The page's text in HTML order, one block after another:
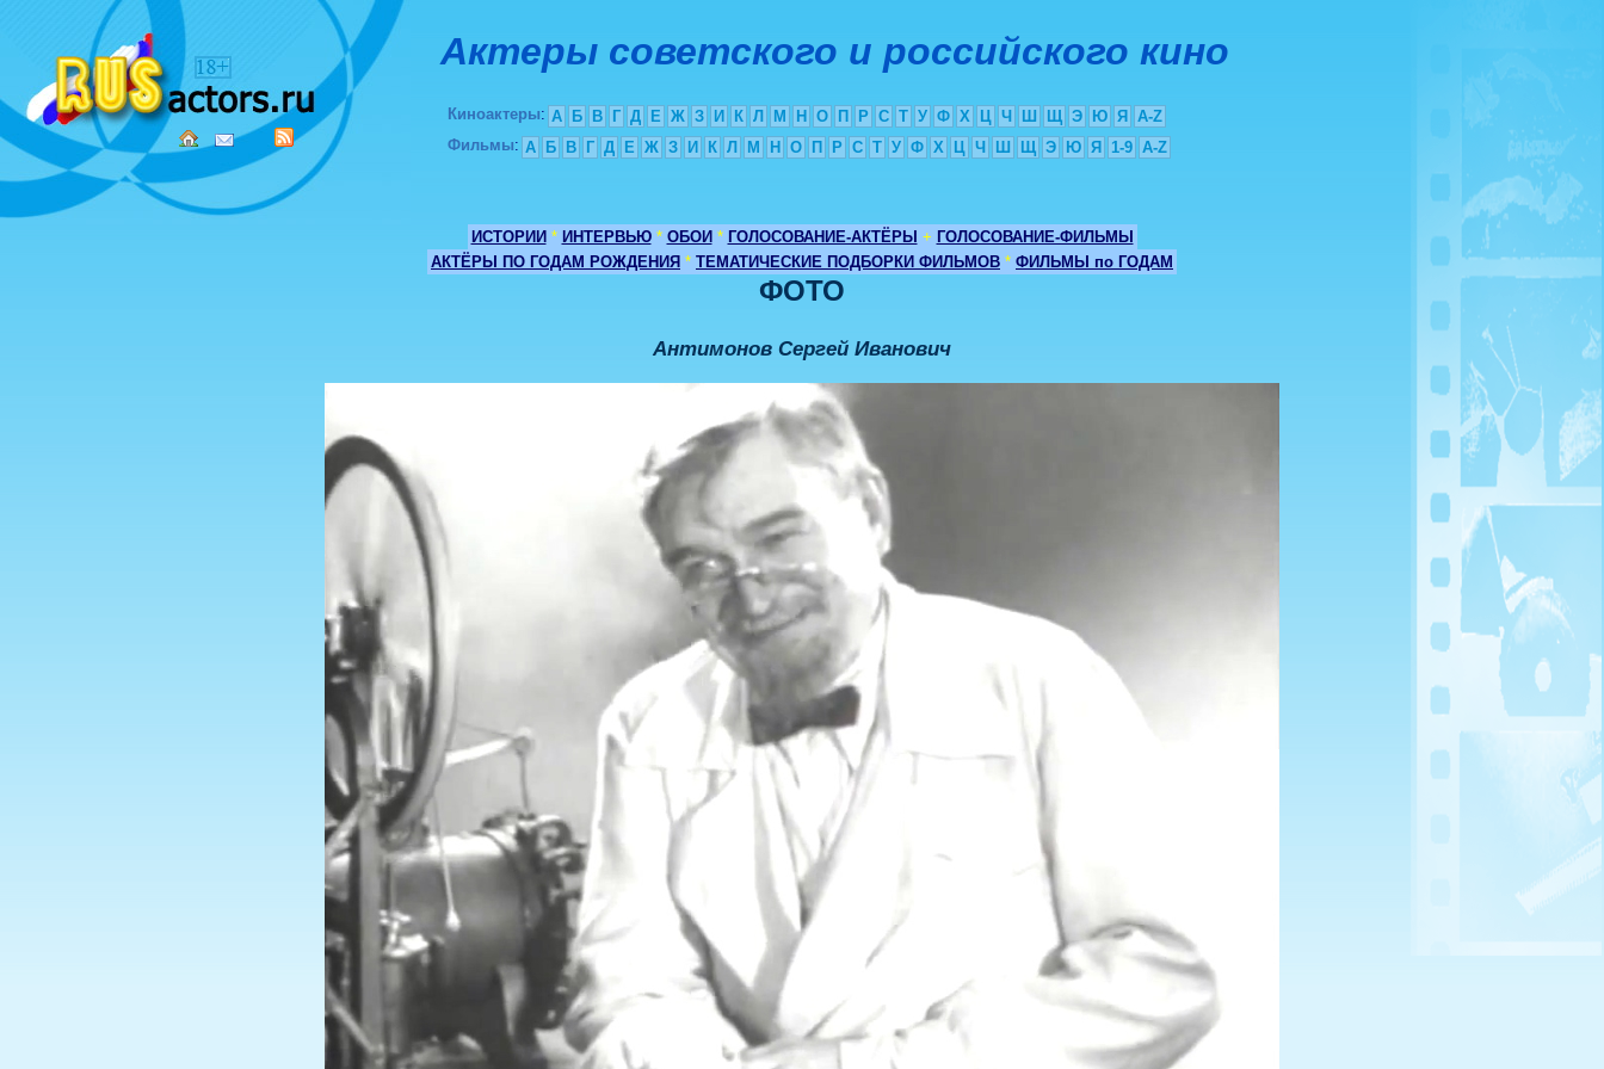
Актеры советского и российского кино
Киноактеры: А Б В Г Д Е Ж З И К Л М Н О П Р С Т У Ф Х Ц Ч Ш Щ Э Ю Я
A-Z
Фильмы: А Б В Г Д Е Ж З И К Л М Н О П Р С Т У Ф Х Ц Ч Ш Щ Э Ю Я 1-9 A-Z
ИСТОРИИ * ИНТЕРВЬЮ * ОБОИ * ГОЛОСОВАНИЕ-АКТЁРЫ + ГОЛОСОВАНИЕ-ФИЛЬМЫ
АКТЁРЫ ПО ГОДАМ РОЖДЕНИЯ * ТЕМАТИЧЕСКИЕ ПОДБОРКИ ФИЛЬМОВ * ФИЛЬМЫ по ГОДАМ
ФОТО
Антимонов Сергей Иванович